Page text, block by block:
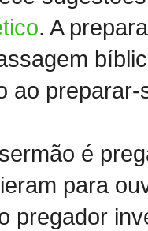
. A
ao
é
para
pregador